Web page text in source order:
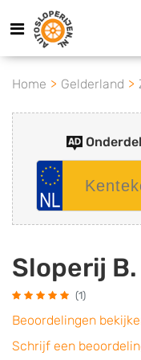
Home Gelderland
Sloperij
(1)
Beoordelingen
Schrijf een